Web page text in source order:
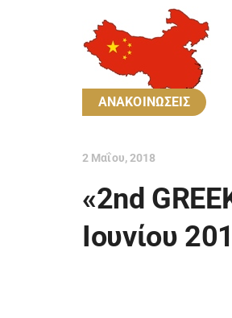
ΑΝΑΚΟΙΝΩΣΕΙΣ
2 Μαΐου, 2018
«2nd
Ιουνίου